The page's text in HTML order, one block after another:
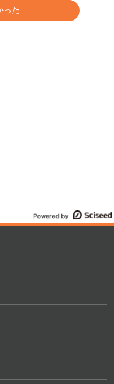
った